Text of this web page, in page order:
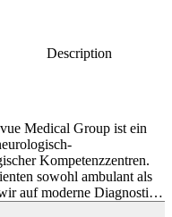
Description
Kompetenzzentren.
sowohl ambulant als
auf moderne Diagnostik,
und nachhaltige